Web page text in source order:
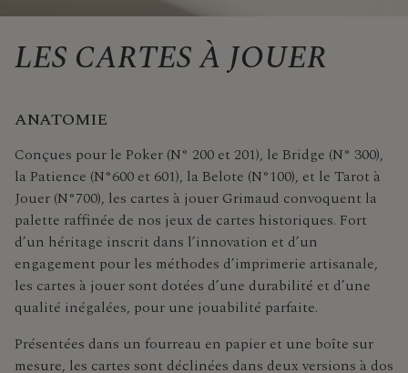
LES CARTES À JOUER
ANATOMIE
Conçues pour le Poker (N° 200 et 201), le Bridge (N° 300),
la Patience (N°600 et 601), la Belote (N°100), et le Tarot à
Jouer (N°700), les cartes à jouer Grimaud convoquent la
palette raffinée de nos jeux de cartes historiques. Fort
d’un héritage inscrit dans l’innovation et d’un
engagement pour les méthodes d’imprimerie artisanale,
les cartes à jouer sont dotées d’une durabilité et d’une
qualité inégalées, pour une jouabilité parfaite.
Présentées dans un fourreau en papier et une boîte sur
mesure, les cartes sont déclinées dans deux versions à dos